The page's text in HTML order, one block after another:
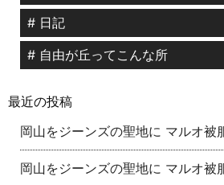
# 日記
# 自由が丘ってこんな所
最近の投稿
岡山をジーンズの聖地に マルオ被
岡山をジーンズの聖地に マルオ被